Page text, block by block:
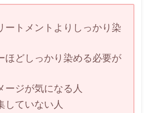
ートメントよりしっかり染
ほどしっかり染める必要が
ージが気になる人
していない人